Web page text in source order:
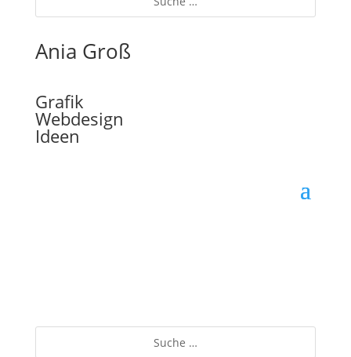
Ania Groß
Grafik
Webdesign
Ideen